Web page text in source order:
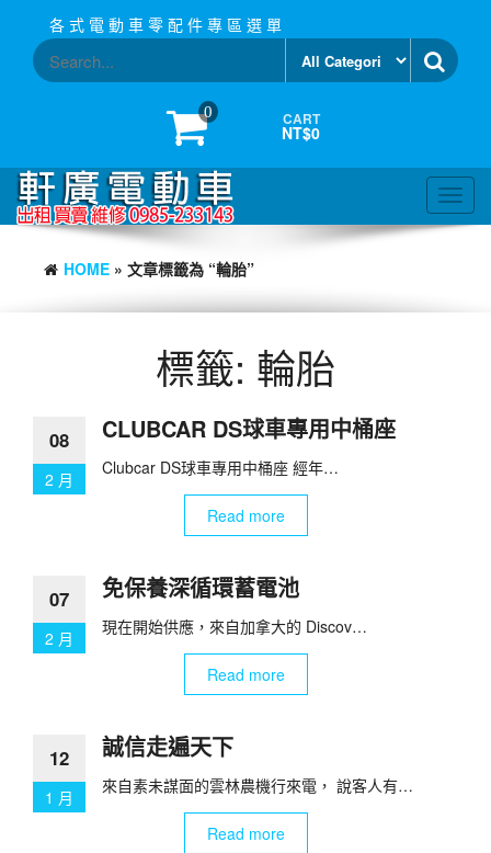
content
各 式 電 動 車 零 配 件 專 區 選 單
0 CART
NT$0
HOME » 文章標籤為 “輪胎”
標籤: 輪胎
08
2 月
CLUBCAR DS球車專用中桶座
Clubcar DS球車專用中桶座 經年…
Read more
07
2 月
免保養深循環蓄電池
現在開始供應，來自加拿大的 Discov…
Read more
12
1 月
誠信走遍天下
來自素未謀面的雲林農機行來電， 說客人有…
Read more